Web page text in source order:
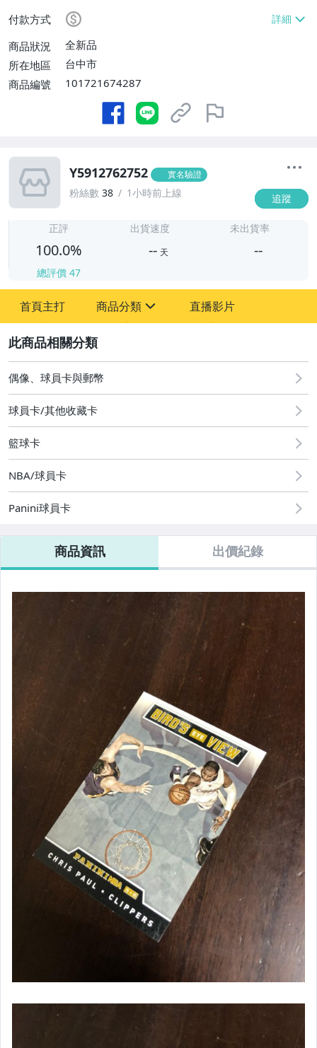
$9999免運費】
付款方式
商品狀況
全新品
所在地區
台中市
商品編號
101721674287
Y5912762752 實名驗證
粉絲數 38 1小時前上線 追蹤
正評
100.0%
總評價 47
出貨速度
-- 天
未出貨率
--
首頁主打 商品分類
偶像、球員卡與郵幣
直播影片
偶像、球員卡與郵幣
球員卡/其他收藏卡
籃球卡
NBA/球員卡
Panini球員卡
商品資訊 出價紀錄